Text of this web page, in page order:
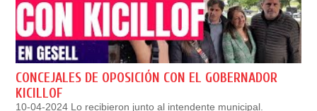
CONCEJALES DE OPOSICIÓN CON EL GOBERNADOR
KICILLOF
10-04-2024 Lo recibieron junto al intendente municipal.